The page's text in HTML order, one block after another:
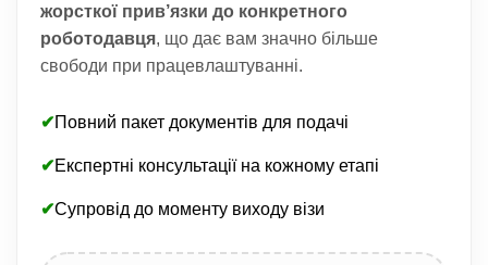
жорсткої прив’язки до конкретного
роботодавця, що дає вам значно більше
свободи при працевлаштуванні.
✔Повний пакет документів для подачі
✔Експертні консультації на кожному етапі
✔Супровід до моменту виходу візи